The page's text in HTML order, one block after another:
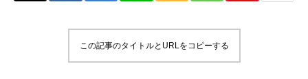
この記事のタイトルとURLをコピーする